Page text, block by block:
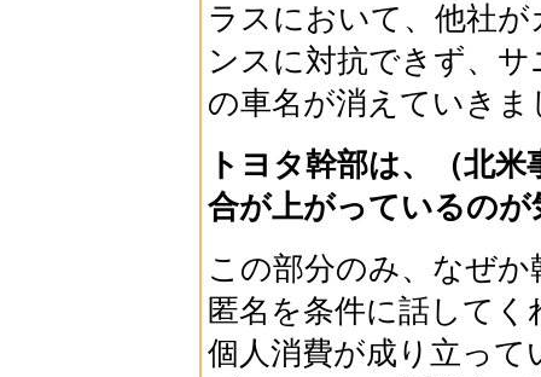
ラスにおいて、他社
ンスに対抗できず、
の車名が消えていきま
トヨタ幹部は、（北
合が上がっているの
この部分のみ、なぜ
匿名を条件に話して
個人消費が成り立っ